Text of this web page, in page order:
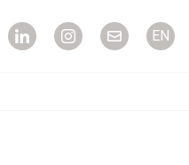
EN